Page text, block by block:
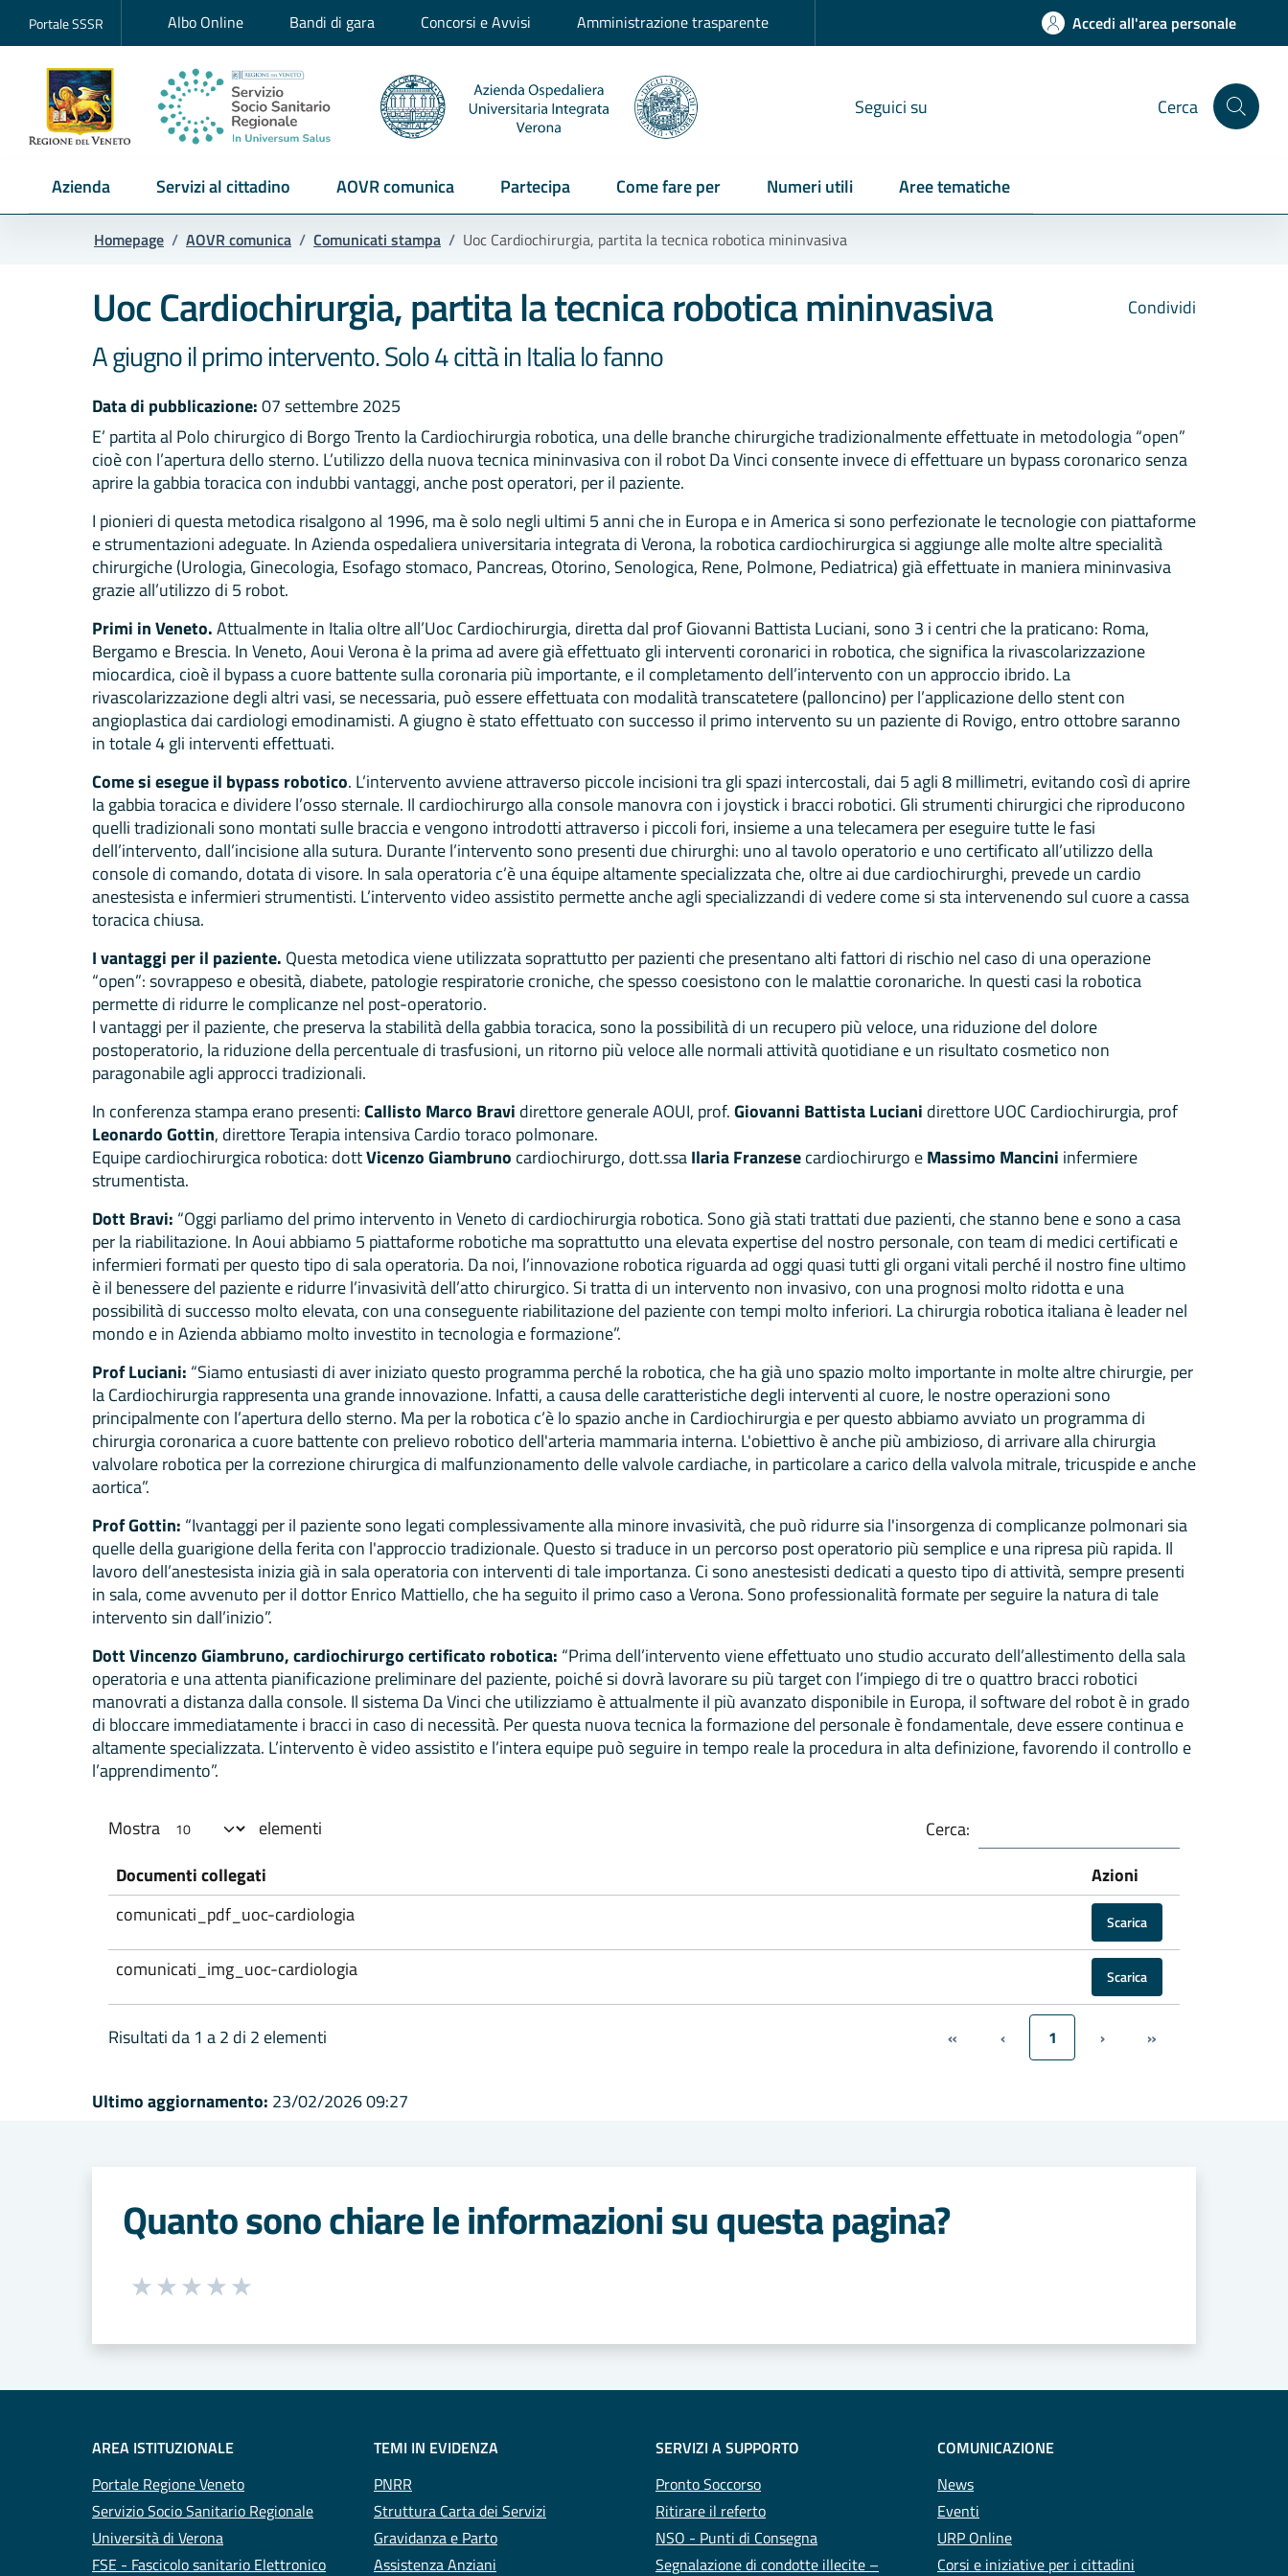
Portale SSSR Albo Online Bandi di gara Concorsi e Avvisi Amministrazione trasparente Accedi all'area personale
Seguici su Cerca
Azienda Servizi al cittadino AOVR comunica Partecipa Come fare per Numeri utili Aree tematiche
Homepage / AOVR comunica / Comunicati stampa / Uoc Cardiochirurgia, partita la tecnica robotica mininvasiva
Condividi
Uoc Cardiochirurgia, partita la tecnica robotica mininvasiva
A giugno il primo intervento. Solo 4 città in Italia lo fanno
Data di pubblicazione:07 settembre 2025
E’ partita al Polo chirurgico di Borgo Trento la Cardiochirurgia robotica, una delle branche chirurgiche tradizionalmente effettuate in metodologia “open”
cioè con l’apertura dello sterno. L’utilizzo della nuova tecnica mininvasiva con il robot Da Vinci consente invece di effettuare un bypass coronarico senza
aprire la gabbia toracica con indubbi vantaggi, anche post operatori, per il paziente.
I pionieri di questa metodica risalgono al 1996, ma è solo negli ultimi 5 anni che in Europa e in America si sono perfezionate le tecnologie con piattaforme
e strumentazioni adeguate. In Azienda ospedaliera universitaria integrata di Verona, la robotica cardiochirurgica si aggiunge alle molte altre specialità
chirurgiche (Urologia, Ginecologia, Esofago stomaco, Pancreas, Otorino, Senologica, Rene, Polmone, Pediatrica) già effettuate in maniera mininvasiva
grazie all’utilizzo di 5 robot.
Primi in Veneto.Attualmente in Italia oltre all’Uoc Cardiochirurgia, diretta dal prof Giovanni Battista Luciani, sono 3 i centri che la praticano: Roma,
Bergamo e Brescia. In Veneto, Aoui Verona è la prima ad avere già effettuato gli interventi coronarici in robotica, che significa la rivascolarizzazione
miocardica, cioè il bypass a cuore battente sulla coronaria più importante, e il completamento dell’intervento con un approccio ibrido. La
rivascolarizzazione degli altri vasi, se necessaria, può essere effettuata con modalità transcatetere (palloncino) per l’applicazione dello stent con
angioplastica dai cardiologi emodinamisti. A giugno è stato effettuato con successo il primo intervento su un paziente di Rovigo, entro ottobre saranno
in totale 4 gli interventi effettuati.
Come si esegue il bypass robotico. L’intervento avviene attraverso piccole incisioni tra gli spazi intercostali, dai 5 agli 8 millimetri, evitando così di aprire
la gabbia toracica e dividere l’osso sternale. Il cardiochirurgo alla console manovra con i joystick i bracci robotici. Gli strumenti chirurgici che riproducono
quelli tradizionali sono montati sulle braccia e vengono introdotti attraverso i piccoli fori, insieme a una telecamera per eseguire tutte le fasi
dell’intervento, dall’incisione alla sutura. Durante l’intervento sono presenti due chirurghi: uno al tavolo operatorio e uno certificato all’utilizzo della
console di comando, dotata di visore. In sala operatoria c’è una équipe altamente specializzata che, oltre ai due cardiochirurghi, prevede un cardio
anestesista e infermieri strumentisti. L’intervento video assistito permette anche agli specializzandi di vedere come si sta intervenendo sul cuore a cassa
toracica chiusa.
I vantaggi per il paziente. Questa metodica viene utilizzata soprattutto per pazienti che presentano alti fattori di rischio nel caso di una operazione
“open”: sovrappeso e obesità, diabete, patologie respiratorie croniche, che spesso coesistono con le malattie coronariche. In questi casi la robotica
permette di ridurre le complicanze nel post-operatorio.
I vantaggi per il paziente, che preserva la stabilità della gabbia toracica, sono la possibilità di un recupero più veloce, una riduzione del dolore
postoperatorio, la riduzione della percentuale di trasfusioni, un ritorno più veloce alle normali attività quotidiane e un risultato cosmetico non
paragonabile agli approcci tradizionali.
In conferenza stampa erano presenti:Callisto Marco Bravi direttore generale AOUI, prof.Giovanni Battista Luciani direttore UOC Cardiochirurgia, prof
Leonardo Gottin, direttore Terapia intensiva Cardio toraco polmonare.
Equipe cardiochirurgica robotica: dottVicenzo Giambruno cardiochirurgo, dott.ssaIlaria Franzesecardiochirurgo eMassimo Mancini infermiere
strumentista.
Dott Bravi: “Oggi parliamo del primo intervento in Veneto di cardiochirurgia robotica. Sono già stati trattati due pazienti, che stanno bene e sono a casa
per la riabilitazione. In Aoui abbiamo 5 piattaforme robotiche ma soprattutto una elevata expertise del nostro personale, con team di medici certificati e
infermieri formati per questo tipo di sala operatoria. Da noi, l’innovazione robotica riguarda ad oggi quasi tutti gli organi vitali perché il nostro fine ultimo
è il benessere del paziente e ridurre l’invasività dell’atto chirurgico. Si tratta di un intervento non invasivo, con una prognosi molto ridotta e una
possibilità di successo molto elevata, con una conseguente riabilitazione del paziente con tempi molto inferiori. La chirurgia robotica italiana è leader nel
mondo e in Azienda abbiamo molto investito in tecnologia e formazione”.
Prof Luciani: “Siamo entusiasti di aver iniziato questo programma perché la robotica, che ha già uno spazio molto importante in molte altre chirurgie, per
la Cardiochirurgia rappresenta una grande innovazione. Infatti, a causa delle caratteristiche degli interventi al cuore, le nostre operazioni sono
principalmente con l’apertura dello sterno. Ma per la robotica c’è lo spazio anche in Cardiochirurgia e per questo abbiamo avviato un programma di
chirurgia coronarica a cuore battente con prelievo robotico dell'arteria mammaria interna. L'obiettivo è anche più ambizioso, di arrivare alla chirurgia
valvolare robotica per la correzione chirurgica di malfunzionamento delle valvole cardiache, in particolare a carico della valvola mitrale, tricuspide e anche
aortica”.
Prof Gottin: “Ivantaggi per il paziente sono legati complessivamente alla minore invasività, che può ridurre sia l'insorgenza di complicanze polmonari sia
quelle della guarigione della ferita con l'approccio tradizionale. Questo si traduce in un percorso post operatorio più semplice e una ripresa più rapida. Il
lavoro dell’anestesista inizia già in sala operatoria con interventi di tale importanza. Ci sono anestesisti dedicati a questo tipo di attività, sempre presenti
in sala, come avvenuto per il dottor Enrico Mattiello, che ha seguito il primo caso a Verona. Sono professionalità formate per seguire la natura di tale
intervento sin dall’inizio”.
Dott Vincenzo Giambruno, cardiochirurgo certificato robotica: “Prima dell’intervento viene effettuato uno studio accurato dell’allestimento della sala
operatoria e una attenta pianificazione preliminare del paziente, poiché si dovrà lavorare su più target con l’impiego di tre o quattro bracci robotici
manovrati a distanza dalla console. Il sistema Da Vinci che utilizziamo è attualmente il più avanzato disponibile in Europa, il software del robot è in grado
di bloccare immediatamente i bracci in caso di necessità. Per questa nuova tecnica la formazione del personale è fondamentale, deve essere continua e
altamente specializzata. L’intervento è video assistito e l’intera equipe può seguire in tempo reale la procedura in alta definizione, favorendo il controllo e
l’apprendimento”.
Mostra elementi
Cerca:
Documenti collegati
Azioni
comunicati_pdf_uoc-cardiologia
Scarica
comunicati_img_uoc-cardiologia Scarica
Risultati da 1 a 2 di 2 elementi « ‹ 1 › »
Ultimo aggiornamento: 23/02/2026 09:27
Quanto sono chiare le informazioni su questa pagina?
Seleziona una valutazione da 1 a 5 stelle
AREA ISTITUZIONALE
Portale Regione Veneto
Servizio Socio Sanitario Regionale
Università di Verona
FSE - Fascicolo sanitario Elettronico
TEMI IN EVIDENZA
PNRR
Struttura Carta dei Servizi
Gravidanza e Parto
Assistenza Anziani
SERVIZI A SUPPORTO
Pronto Soccorso
Ritirare il referto
NSO - Punti di Consegna
Segnalazione di condotte illecite –
COMUNICAZIONE
News
Eventi
URP Online
Corsi e iniziative per i cittadini